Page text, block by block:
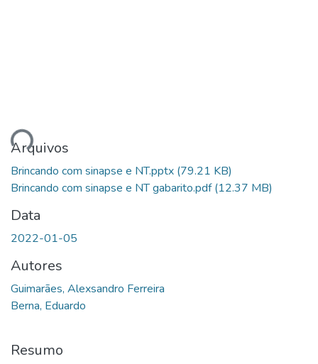
Arquivos
Brincando com sinapse e NT.pptx (79.21 KB)
Brincando com sinapse e NT gabarito.pdf(12.37 MB)
Data
2022-01-05
Autores
Guimarães, Alexsandro Ferreira
Berna, Eduardo
Resumo